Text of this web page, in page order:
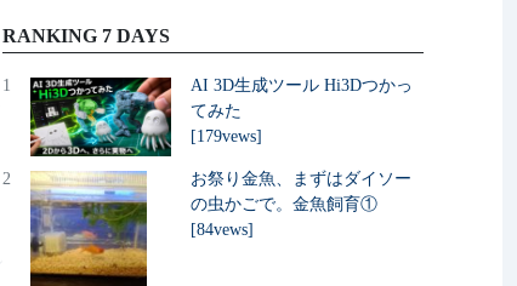
RANKING 7 DAYS
1
AI 3D生成ツール Hi3Dつかっ
てみた
[179vews]
2
お祭り金魚、まずはダイソー
の虫かごで。金魚飼育①
[84vews]